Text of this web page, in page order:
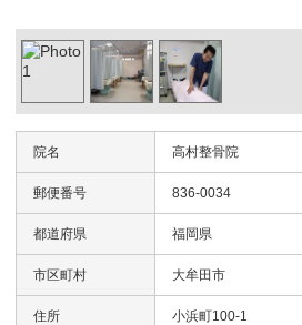
院名 高村整骨院
郵便番号 836-0034
都道府県 福岡県
市区町村 大牟田市
住所 小浜町100-1